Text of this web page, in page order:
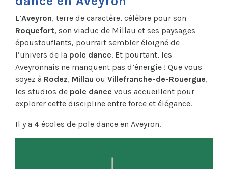
L’Aveyron, terre de caractère, célèbre pour son
Roquefort, son viaduc de Millau et ses paysages
époustouflants, pourrait sembler éloigné de
l’univers de la pole dance. Et pourtant, les
Aveyronnais ne manquent pas d’énergie ! Que vous
soyez à Rodez, Millau ou Villefranche-de-Rouergue,
les studios de pole dance vous accueillent pour
explorer cette discipline entre force et élégance.
Il y a 4 écoles de pole dance en Aveyron.